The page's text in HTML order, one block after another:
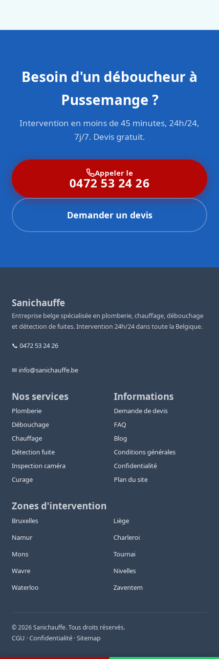
Besoin d'un déboucheur à
Pussemange ?
Intervention en moins de 45 minutes, 24h/24,
7j/7. Devis gratuit.
Appeler le
0472 53 24 26
Demander un devis
Sanichauffe
Entreprise belge spécialisée en plomberie, chauffage, débouchage
et détection de fuites. Intervention 24h/24 dans toute la Belgique.
📞 0472 53 24 26
✉ info@sanichauffe.be
Nos services
Plomberie
Débouchage
Chauffage
Détection fuite
Inspection caméra
Curage
Informations
Demande de devis
FAQ
Blog
Conditions générales
Confidentialité
Plan du site
Zones d'intervention
Bruxelles
Liège
Namur
Charleroi
Mons
Tournai
Wavre
Nivelles
Waterloo
Zaventem
©2026Sanichauffe. Tous droits réservés.
CGU ·Confidentialité ·Sitemap